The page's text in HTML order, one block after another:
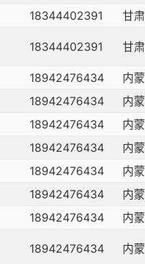
18344402391 甘
18344402391 甘
18942476434 内
18942476434 内
18942476434 内
18942476434 内
18942476434 内
18942476434 内
18942476434 内
18942476434 内